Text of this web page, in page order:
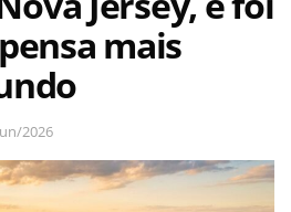
mais
2026